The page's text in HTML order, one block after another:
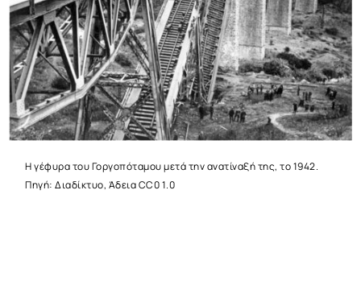
Η γέφυρα του Γοργοπόταμου μετά την ανατίναξή της, το 1942.
Πηγή: Διαδίκτυο, Άδεια CC0 1.0